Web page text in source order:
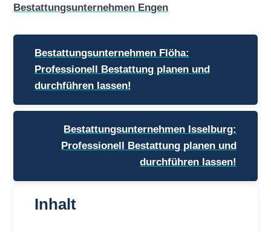
Bestattungsunternehmen Engen
Beitragsnavigation
Bestattungsunternehmen Flöha:
Professionell Bestattung planen und
durchführen lassen!
Bestattungsunternehmen Isselburg:
Professionell Bestattung planen und
durchführen lassen!
Inhalt